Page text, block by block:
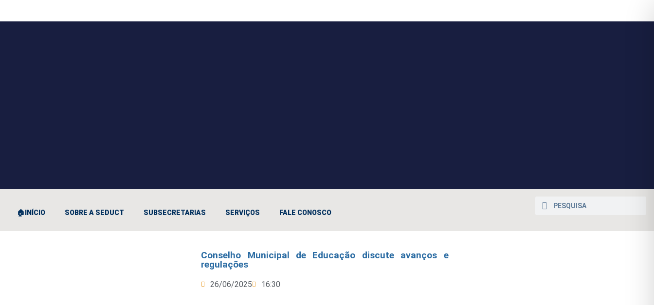
🏠INÍCIO SOBRE A SEDUCT SUBSECRETARIAS SERVIÇOS FALE CONOSCO
Conselho Municipal de Educação discute avanços e
regulações
26/06/2025 16:30